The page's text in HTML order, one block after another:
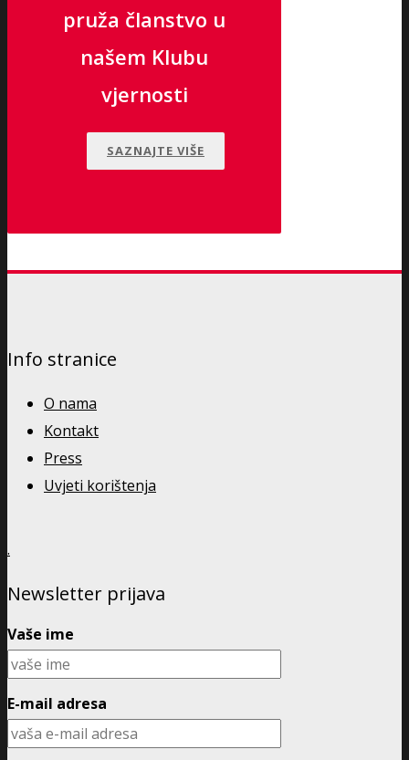
pruža članstvo u
našem Klubu
vjernosti
SAZNAJTE VIŠE
Info stranice
O nama
Kontakt
Press
Uvjeti korištenja
.
Newsletter prijava
Vaše ime
E-mail adresa